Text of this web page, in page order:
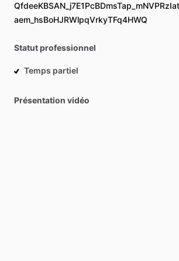
aem_hsBoHJRWlpqVrkyTFq4HWQ
Statut professionnel
Temps partiel
Présentation vidéo